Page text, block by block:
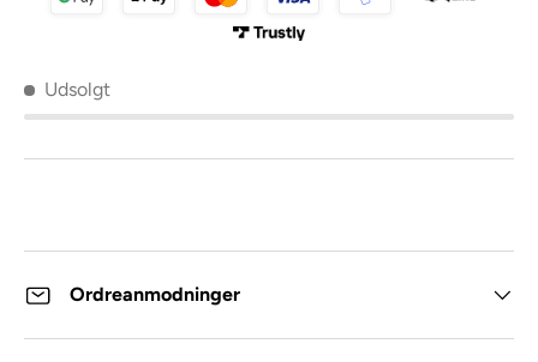
Udsolgt
Ordreanmodninger